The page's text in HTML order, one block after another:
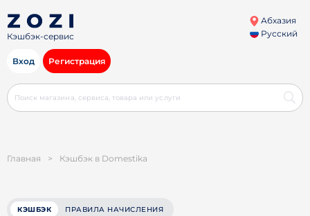
Кэшбэк-сервис
Абхазия
Русский
Вход Регистрация
Главная > Кэшбэк в Domestika
КЭШБЭК ПРАВИЛА НАЧИСЛЕНИЯ